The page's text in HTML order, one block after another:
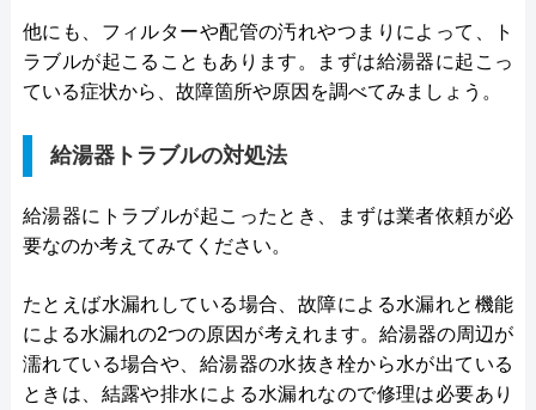
他にも、フィルターや配管の汚れやつまりによって、ト
ラブルが起こることもあります。まずは給湯器に起こっ
ている症状から、故障箇所や原因を調べてみましょう。
給湯器トラブルの対処法
給湯器にトラブルが起こったとき、まずは業者依頼が必
要なのか考えてみてください。
たとえば水漏れしている場合、故障による水漏れと機能
による水漏れの2つの原因が考えれます。給湯器の周辺が
濡れている場合や、給湯器の水抜き栓から水が出ている
ときは、結露や排水による水漏れなので修理は必要あり